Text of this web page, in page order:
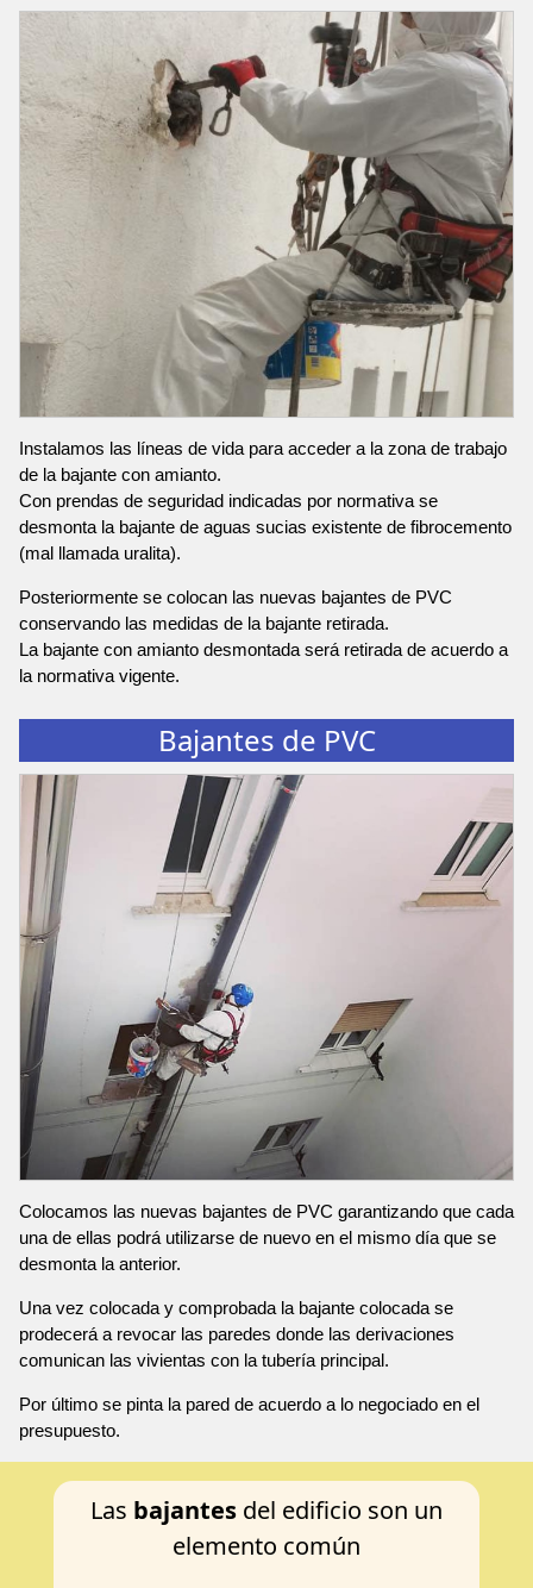
Instalamos las líneas de vida para acceder a la zona de trabajo
de la bajante con amianto.
Con prendas de seguridad indicadas por normativa se
desmonta la bajante de aguas sucias existente de fibrocemento
(mal llamada uralita).
Posteriormente se colocan las nuevas bajantes de PVC
conservando las medidas de la bajante retirada.
La bajante con amianto desmontada será retirada de acuerdo a
la normativa vigente.
Bajantes de PVC
Colocamos las nuevas bajantes de PVC garantizando que cada
una de ellas podrá utilizarse de nuevo en el mismo día que se
desmonta la anterior.
Una vez colocada y comprobada la bajante colocada se
prodecerá a revocar las paredes donde las derivaciones
comunican las vivientas con la tubería principal.
Por último se pinta la pared de acuerdo a lo negociado en el
presupuesto.
Las bajantesdel edificio son un
elemento común